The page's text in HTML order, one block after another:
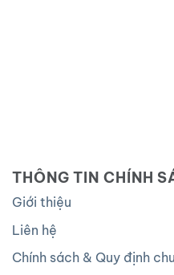
THÔNG TIN CHÍNH
Giới thiệu
Liên hệ
Chính sách & Quy định